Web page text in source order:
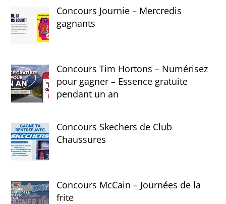
Concours Journie – Mercredis
gagnants
Concours Tim Hortons – Numérisez
pour gagner – Essence gratuite
pendant un an
Concours Skechers de Club
Chaussures
Concours McCain – Journées de la
frite